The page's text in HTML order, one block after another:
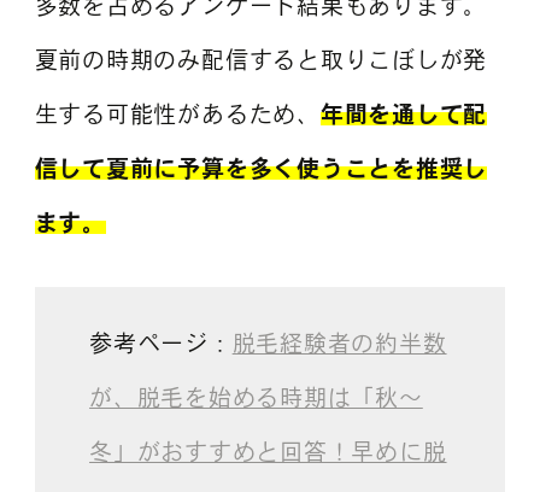
多数を占めるアンケート結果もあります。
夏前の時期のみ配信すると取りこぼしが発
生する可能性があるため、 年間を通して配
信して夏前に予算を多く使うことを推奨し
ます。
参考ページ： 脱毛経験者の約半数
が、脱毛を始める時期は「秋～
冬」がおすすめと回答！早めに脱